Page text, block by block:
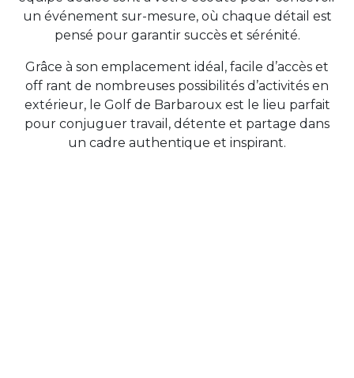
un événement sur-mesure, où chaque détail est
pensé pour garantir succès et sérénité.
Grâce à son emplacement idéal, facile d’accès et
off rant de nombreuses possibilités d’activités en
extérieur, le Golf de Barbaroux est le lieu parfait
pour conjuguer travail, détente et partage dans
un cadre authentique et inspirant.